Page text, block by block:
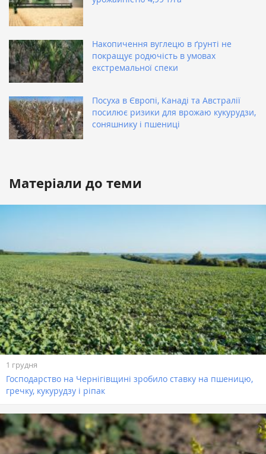
Накопичення вуглецю в ґрунті не
покращує родючість в умовах
екстремальної спеки
Посуха в Європі, Канаді та Австралії
посилює ризики для врожаю кукурудзи,
соняшнику і пшениці
Матеріали до теми
1 грудня
Господарство на Чернігівщині зробило ставку на пшеницю,
гречку, кукурудзу і ріпак